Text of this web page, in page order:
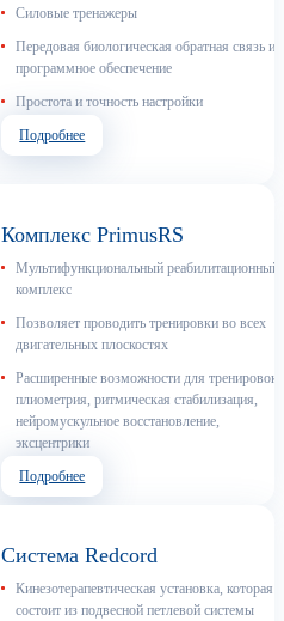
Силовые тренажеры
Передовая биологическая обратная связь и
программное обеспечение
Простота и точность настройки
Подробнее
Комплекс PrimusRS
Мультифункциональный реабилитационный
комплекс
Позволяет проводить тренировки во всех
двигательных плоскостях
Расширенные возможности для тренировок:
плиометрия, ритмическая стабилизация,
нейромускульное восстановление,
эксцентрики
Подробнее
Система Redcord
Кинезотерапевтическая установка, которая
состоит из подвесной петлевой системы